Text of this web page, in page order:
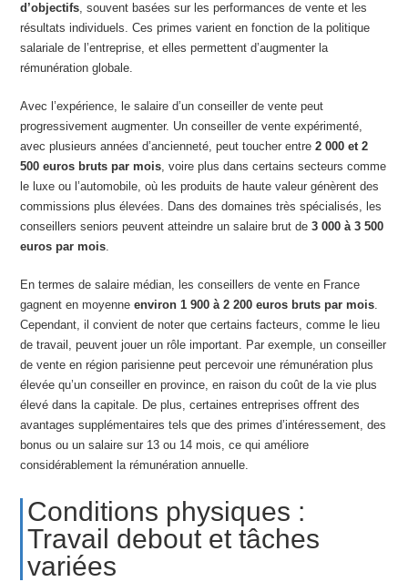
d’objectifs, souvent basées sur les performances de vente et les
résultats individuels. Ces primes varient en fonction de la politique
salariale de l’entreprise, et elles permettent d’augmenter la
rémunération globale.
Avec l’expérience, le salaire d’un conseiller de vente peut
progressivement augmenter. Un conseiller de vente expérimenté,
avec plusieurs années d’ancienneté, peut toucher entre2 000 et 2
500 euros bruts par mois, voire plus dans certains secteurs comme
le luxe ou l’automobile, où les produits de haute valeur génèrent des
commissions plus élevées. Dans des domaines très spécialisés, les
conseillers seniors peuvent atteindre un salaire brut de3 000 à 3 500
euros par mois.
En termes de salaire médian, les conseillers de vente en France
gagnent en moyenneenviron 1 900 à 2 200 euros bruts par mois.
Cependant, il convient de noter que certains facteurs, comme le lieu
de travail, peuvent jouer un rôle important. Par exemple, un conseiller
de vente en région parisienne peut percevoir une rémunération plus
élevée qu’un conseiller en province, en raison du coût de la vie plus
élevé dans la capitale. De plus, certaines entreprises offrent des
avantages supplémentaires tels que des primes d’intéressement, des
bonus ou un salaire sur 13 ou 14 mois, ce qui améliore
considérablement la rémunération annuelle.
Conditions physiques :
Travail debout et tâches
variées